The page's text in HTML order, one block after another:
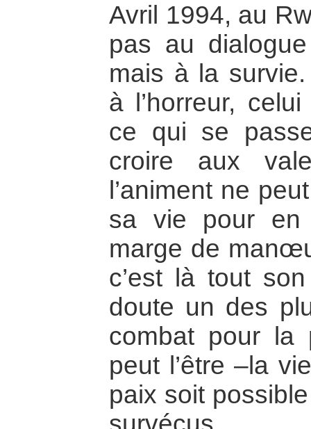
Avril 1994, au
pas au
mais à la
à l’horreur,
ce qui se
croire aux
l’animent ne
sa vie pour en
marge de
c’est là tout
doute un des
combat pour
peut l’être –la
paix soit